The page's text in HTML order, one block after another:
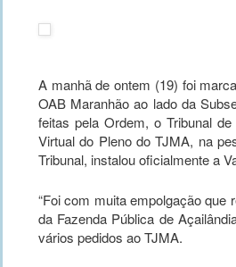
A manhã de ontem (19) foi
OAB Maranhão ao lado da
feitas pela Ordem, o Tribunal
Virtual do Pleno do TJMA, na
Tribunal, instalou oficialmente a
“Foi com muita empolgação que
da Fazenda Pública de
vários pedidos ao TJMA.